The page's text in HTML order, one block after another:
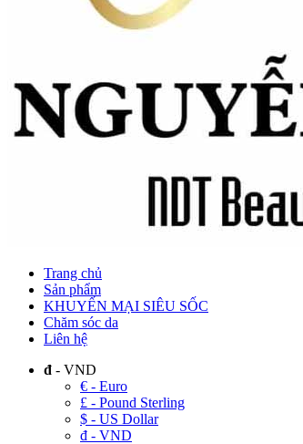
Trang chủ
Sản phẩm
KHUYẾN MẠI SIÊU SỐC
Chăm sóc da
Liên hệ
đ - VND
€ - Euro
£ - Pound Sterling
$ - US Dollar
đ - VND